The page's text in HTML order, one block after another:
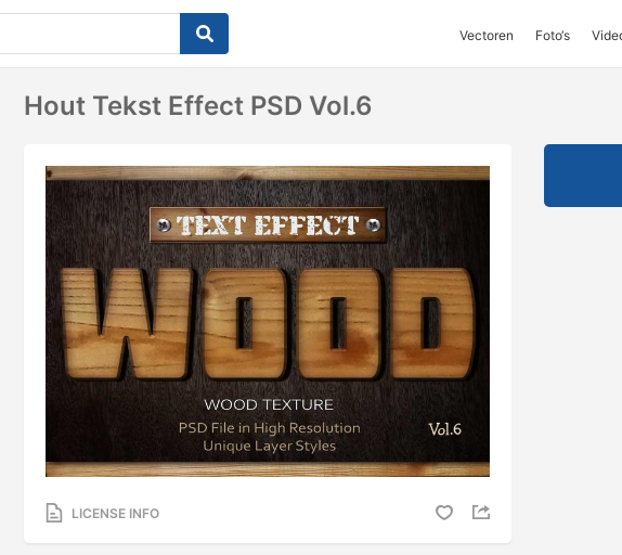
Vectoren Foto‘s
Hout Tekst Effect PSD Vol.6
LICENSE INFO